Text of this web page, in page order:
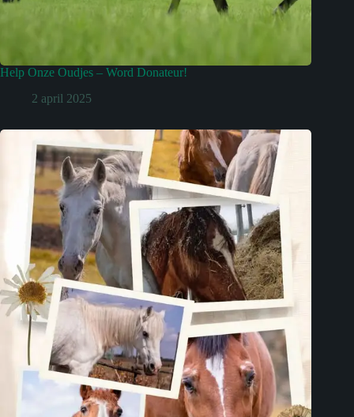
Help Onze Oudjes – Word Donateur!
2 april 2025